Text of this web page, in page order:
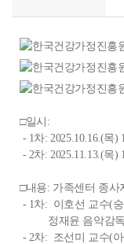
□일시:
- 1차: 2025.10.16.(목)
- 2차: 2025.11.13.(목)
□내용: 가족센터 종사
- 1차: 이호선 교수(
정재윤 음악감독
- 2차: 조선미 교수(